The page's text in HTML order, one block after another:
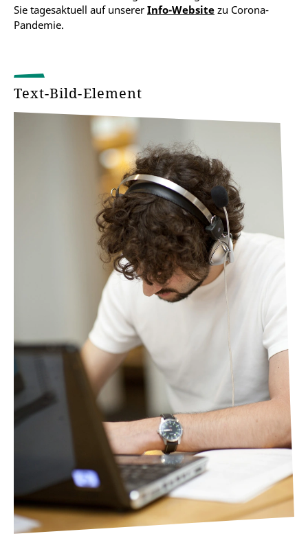
Sie tagesaktuell auf unserer Info-Website zu Corona-
Pandemie.
Text-Bild-Element